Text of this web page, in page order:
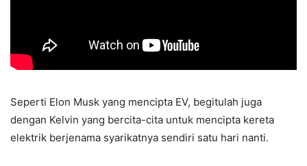
Seperti Elon Musk yang mencipta EV, begitulah juga
dengan Kelvin yang bercita-cita untuk mencipta kereta
elektrik berjenama syarikatnya sendiri satu hari nanti.